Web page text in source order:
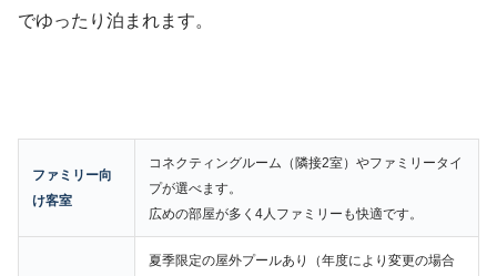
でゆったり泊まれます。
ファミリー向
け客室
コネクティングルーム（隣接2室）やファミリータイ
プが選べます。
広めの部屋が多く4人ファミリーも快適です。
夏季限定の屋外プールあり（年度により変更の場合